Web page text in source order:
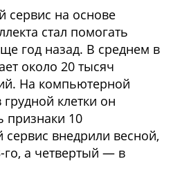
сервис на основе
стал помогать
год назад. В среднем в
около 20 тысяч
На компьютерной
клетки он
признаки 10
внедрили весной,
а четвертый — в